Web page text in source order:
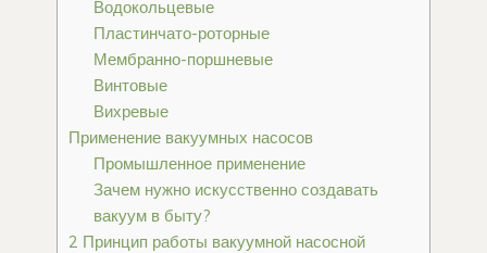
Водокольцевые
Пластинчато-роторные
Мембранно-поршневые
Винтовые
Вихревые
Применение вакуумных насосов
Промышленное применение
Зачем нужно искусственно создавать
вакуум в быту?
2 Принцип работы вакуумной насосной